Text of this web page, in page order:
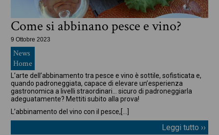
Come si abbinano pesce e vino?
9 Ottobre 2023
News
Home
L’arte dell’abbinamento tra pesce e vino è sottile, sofisticata e,
quando padroneggiata, capace di elevare un’esperienza
gastronomica a livelli straordinari… sicuro di padroneggiarla
adeguatamente? Mettiti subito alla prova!
L’abbinamento del vino con il pesce, […]
Leggi tutto ››